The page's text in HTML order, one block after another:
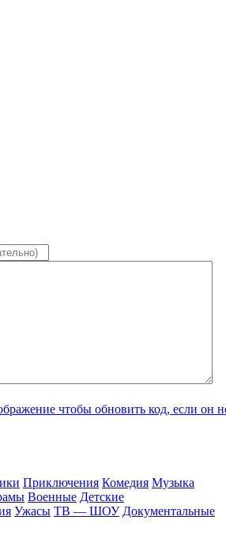
При­клю­че­ния Ко­ме­дия Му­зы­ка
Во­ен­ные Дет­ские
Ужа­сы ТВ — ШОУ До­ку­мен­таль­ные